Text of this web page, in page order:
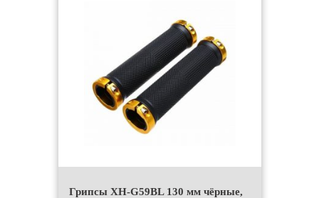
Грипсы XH-G59BL 130 мм чёрные,